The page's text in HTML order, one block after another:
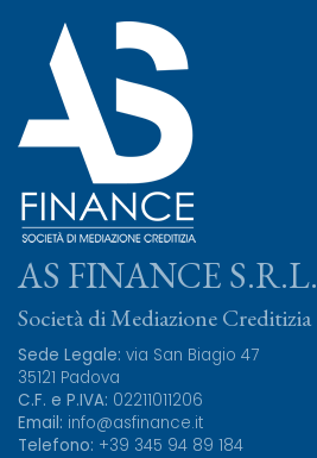
AS FINANCE S.R.L.
Società di Mediazione Creditizia
Sede Legale: via San Biagio 47
35121 Padova
C.F. e P.IVA: 02211011206
Email: info@asfinance.it
Telefono: +39 345 94 89 184